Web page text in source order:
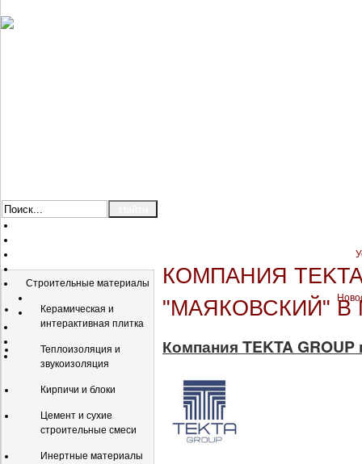
Строительные материалы
Керамическая и
интерактивная плитка
Теплоизоляция и
звукоизоляция
Кирпичи и блоки
Цемент и сухие
строительные смеси
Инертные материалы
КОМПАНИЯ
"МАЯКОВСКИЙ" В
Компания TEKTA